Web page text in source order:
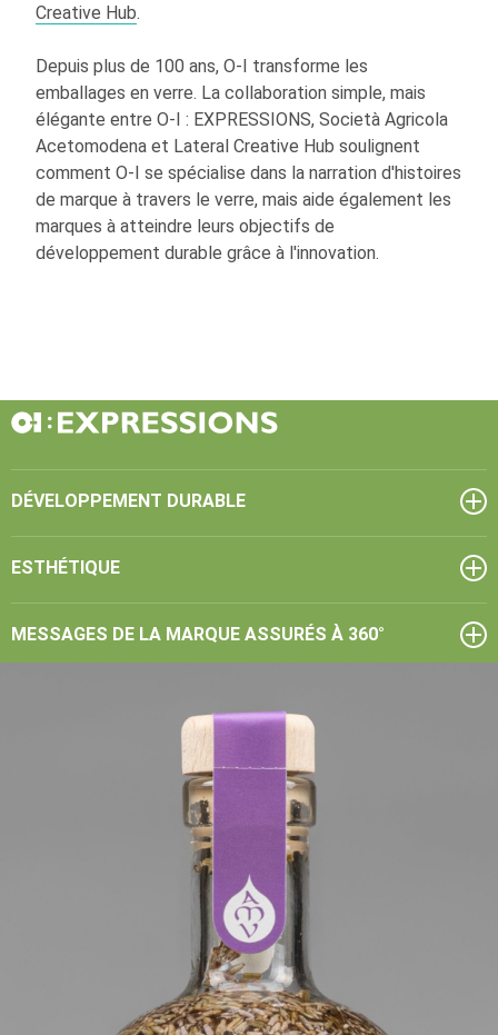
Creative Hub.
Depuis plus de 100 ans,O-I transforme les
emballages en verre. La collaboration simple, mais
élégante entreO-I : EXPRESSIONS, Società Agricola
Acetomodena et Lateral Creative Hub soulignent
commentO-I se spécialise dans la narration d'histoires
de marque à travers le verre, mais aide également les
marques à atteindre leurs objectifs de
développement durable grâce à l'innovation.
DÉVELOPPEMENT DURABLE
ESTHÉTIQUE
MESSAGES DE LA MARQUE ASSURÉS À 360°